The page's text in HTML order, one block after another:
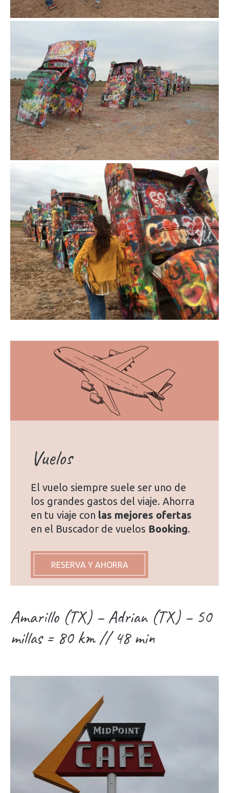
Vuelos
El vuelo siempre suele ser uno de
los grandes gastos del viaje. Ahorra
en tu viaje con las mejores ofertas
en el Buscador de vuelos Booking.
RESERVA Y AHORRA
Amarillo (TX) – Adrian (TX) – 50
millas = 80 km // 48 min